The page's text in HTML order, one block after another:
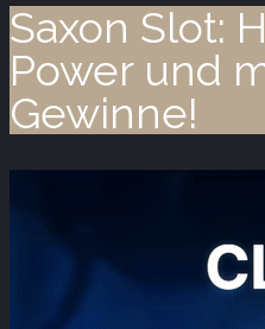
Saxon Slot:
Power und
Gewinne!